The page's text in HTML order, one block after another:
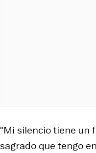
"Mi silencio tiene un
sagrado que tengo